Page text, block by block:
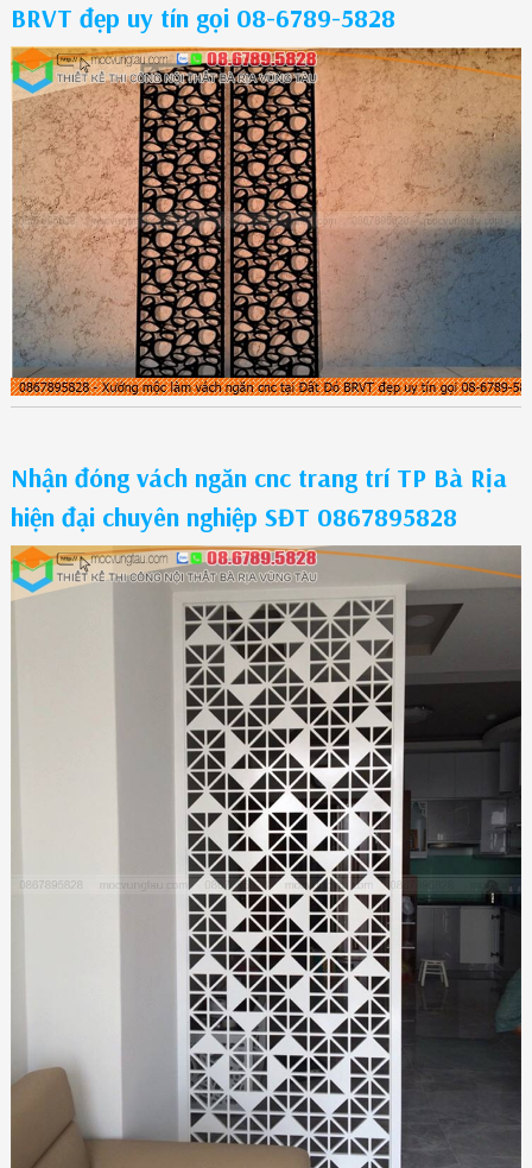
BRVT đẹp uy tín gọi 08-6789-5828
Nhận đóng vách ngăn cnc trang trí TP Bà Rịa
hiện đại chuyên nghiệp SĐT 0867895828